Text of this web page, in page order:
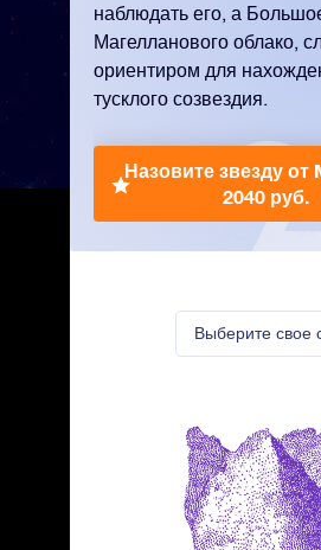
Выберите свое
наблюдать его, а
Магелланового облако,
ориентиром для
тусклого созвездия.
Назовите звезду от
2040 руб.